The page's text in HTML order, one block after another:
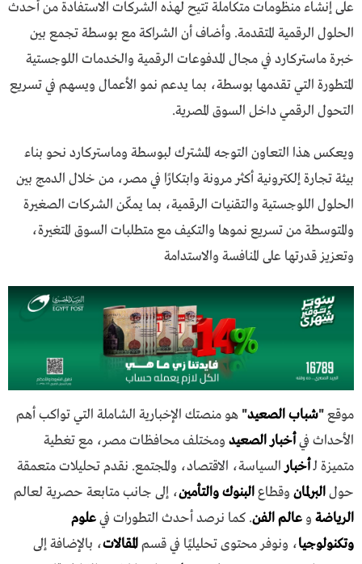
على إنشاء منظومات متكاملة تتيح لهذه الشركات الاستفادة من أحدث
الحلول الرقمية المتقدمة. وأضاف أن الشراكة مع بوسطة تجمع بين
خبرة ماستركارد في مجال المدفوعات الرقمية والخدمات اللوجستية
المتطورة التي تقدمها بوسطة، بما يدعم نمو الأعمال ويسهم في تسريع
التحول الرقمي داخل السوق المصرية.
ويعكس هذا التعاون التوجه المشترك لبوسطة وماستركارد نحو بناء
بيئة تجارة إلكترونية أكثر مرونة وابتكارًا في مصر، من خلال الدمج بين
الحلول اللوجستية والتقنيات الرقمية، بما يمكّن الشركات الصغيرة
والمتوسطة من تسريع نموها والتكيف مع متطلبات السوق المتغيرة،
وتعزيز قدرتها على المنافسة والاستدامة
موقع"شباب الصعيد" هو منصتك الإخبارية الشاملة التي تواكب أهم
الأحداث فيأخبار الصعيد ومختلف محافظات مصر، مع تغطية
متميزة لـأخبارالسياسة، الاقتصاد، والمجتمع. نقدم تحليلات متعمقة
حولالبرلمان وقطاعالبنوك والتأمين، إلى جانب متابعة حصرية لعالم
الرياضة و عالم الفن. كما نرصد أحدث التطورات فيعلوم
وتكنولوجيا، ونوفر محتوى تحليليًا في قسمالمقالات، بالإضافة إلى